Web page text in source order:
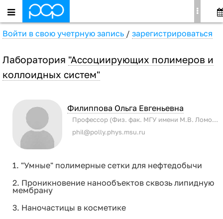
Войти в свою учетрную запись / зарегистрироваться
Лаборатория "Ассоциирующих полимеров и
коллоидных систем"
Филиппова Ольга Евгеньевна
Профессор (Физ. фак. МГУ имени М.В. Ломоносова)
phil@polly.phys.msu.ru
1. "Умные" полимерные сетки для нефтедобычи
2. Проникновение нанообъектов сквозь липидную
мембрану
3. Наночастицы в косметике